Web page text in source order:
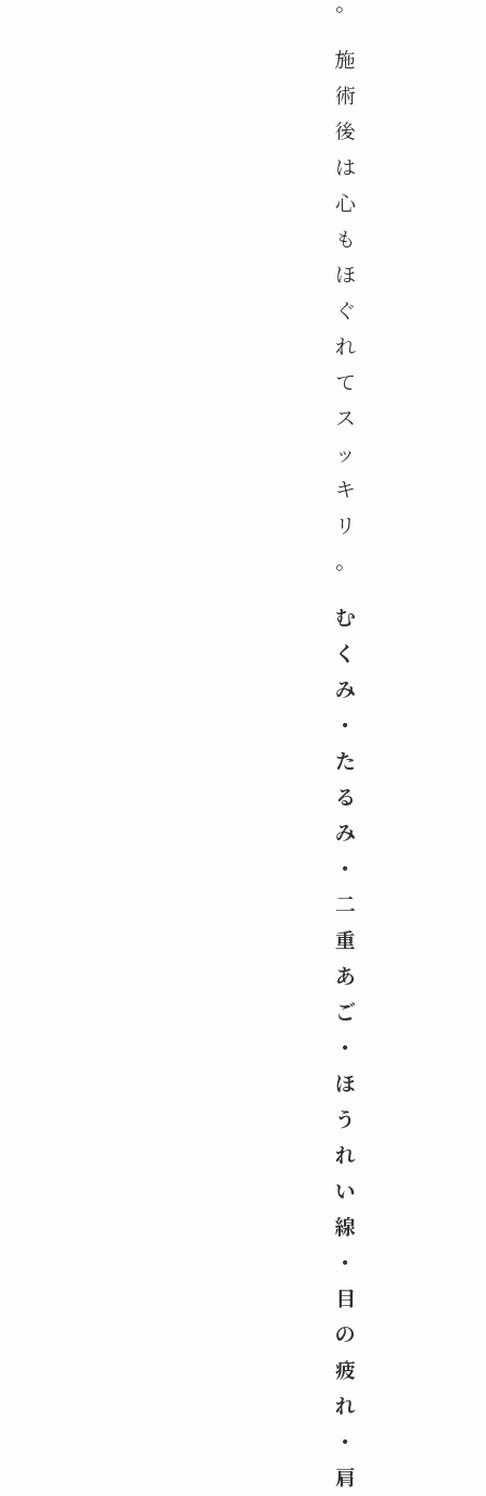
施
術
後
は
心
も
ほ
ぐ
れ
て
ス
ッ
キ
リ
。
む
く
み
・
た
る
み
・
二
重
あ
ご
・
ほ
う
れ
い
線
・
目
の
疲
れ
・
肩